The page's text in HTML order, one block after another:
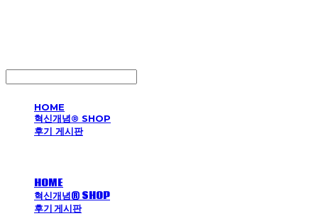
HOME
혁신개념® SHOP
후기 게시판
HOME
혁신개념® SHOP
후기 게시판